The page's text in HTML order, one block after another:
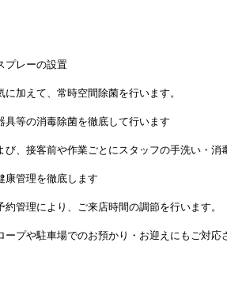
プレーの設置
に加えて、常時空間除菌を行います。
具等の消毒除菌を徹底して行います
び、接客前や作業ごとにスタッフの手洗い・消
康管理を徹底します
約管理により、ご来店時間の調節を行います。
ープや駐車場でのお預かり・お迎えにもご対応